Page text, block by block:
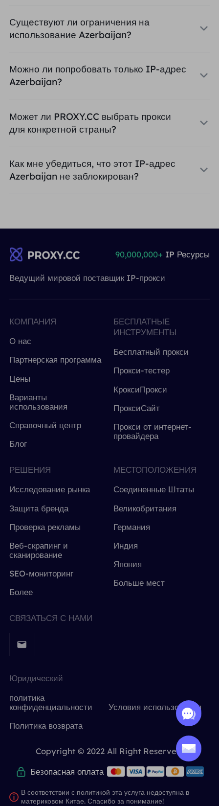
Существуют ли ограничения на
использование Azerbaijan?
Можно ли попробовать только IP-адрес
Azerbaijan?
Может ли PROXY.CC выбрать прокси
для конкретной страны?
Как мне убедиться, что этот IP-адрес
Azerbaijan не заблокирован?
Ведущий мировой поставщик IP-прокси
90,000,000+ IP Ресурсы
КОМПАНИЯ
О нас
Партнерская программа
Цены
Варианты
использования
Справочный центр
Блог
БЕСПЛАТНЫЕ
ИНСТРУМЕНТЫ
Бесплатный прокси
Прокси-тестер
КроксиПрокси
ПроксиСайт
Прокси от интернет-
провайдера
РЕШЕНИЯ
Исследование рынка
Защита бренда
Проверка рекламы
Веб-скрапинг и
сканирование
SEO-мониторинг
Более
МЕСТОПОЛОЖЕНИЯ
Соединенные Штаты
Великобритания
Германия
Индия
Япония
Больше мест
СВЯЗАТЬСЯ С НАМИ
Юридический
политика
конфиденциальности
Условия использования
Политика возврата
Copyright © 2022 All Right Reserved.
Безопасная оплата
В соответствии с политикой эта услуга недоступна в
материковом Китае. Спасибо за понимание!